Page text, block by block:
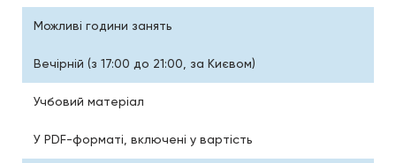
Можливі години занять
Вечірній (з 17:00 до 21:00, за Києвом)
Учбовий матеріал
У PDF-форматі, включені у вартість